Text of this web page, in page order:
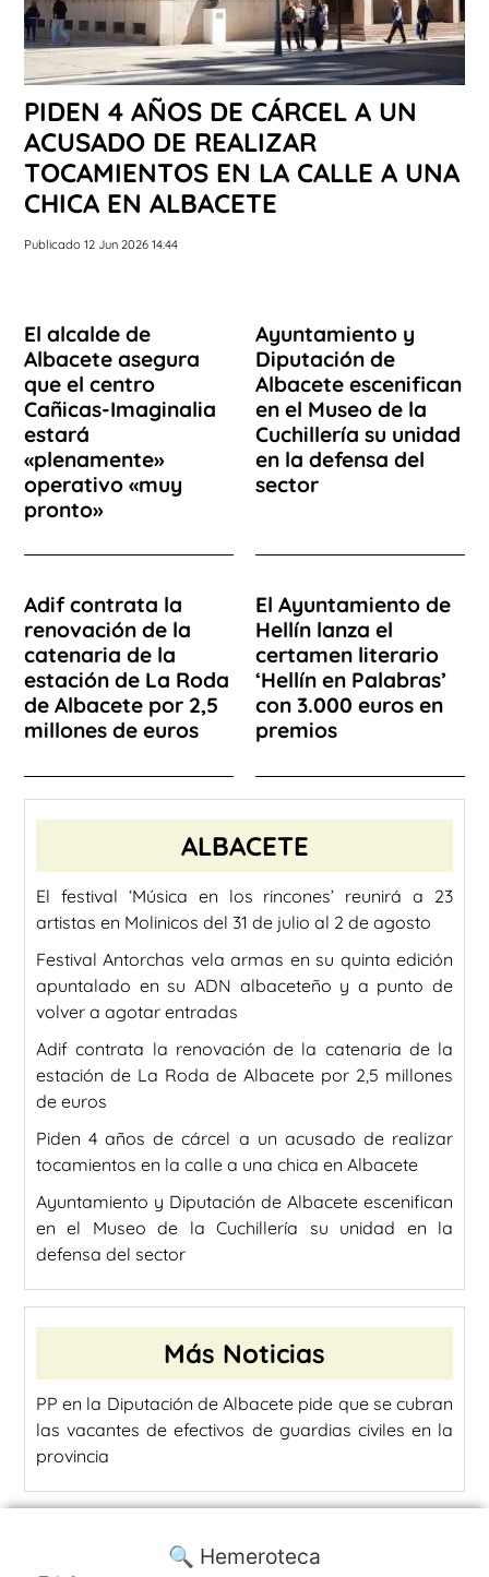
PIDEN 4 AÑOS DE CÁRCEL A UN
ACUSADO DE REALIZAR
TOCAMIENTOS EN LA CALLE A UNA
CHICA EN ALBACETE
Publicado 12 Jun 2026 14:44
El alcalde de
Albacete asegura
que el centro
Cañicas-Imaginalia
estará
«plenamente»
operativo «muy
pronto»
Ayuntamiento y
Diputación de
Albacete escenifican
en el Museo de la
Cuchillería su unidad
en la defensa del
sector
Adif contrata la
renovación de la
catenaria de la
estación de La Roda
de Albacete por 2,5
millones de euros
El Ayuntamiento de
Hellín lanza el
certamen literario
‘Hellín en Palabras’
con 3.000 euros en
premios
ALBACETE
El festival ‘Música en los rincones’ reunirá a 23
artistas en Molinicos del 31 de julio al 2 de agosto
Festival Antorchas vela armas en su quinta edición
apuntalado en su ADN albaceteño y a punto de
volver a agotar entradas
Adif contrata la renovación de la catenaria de la
estación de La Roda de Albacete por 2,5 millones
de euros
Piden 4 años de cárcel a un acusado de realizar
tocamientos en la calle a una chica en Albacete
Ayuntamiento y Diputación de Albacete escenifican
en el Museo de la Cuchillería su unidad en la
defensa del sector
Más Noticias
PP en la Diputación de Albacete pide que se cubran
las vacantes de efectivos de guardias civiles en la
provincia
🔍 Hemeroteca